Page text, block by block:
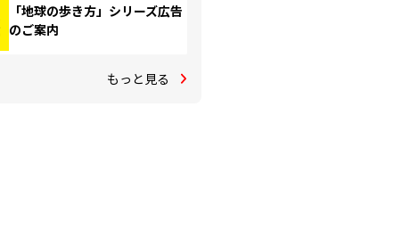
「地球の歩き方」シリーズ広告
のご案内
もっと見る